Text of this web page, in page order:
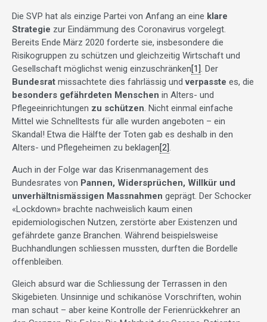
Die SVP hat als einzige Partei von Anfang an eine klare
Strategie zur Eindämmung des Coronavirus vorgelegt.
Bereits Ende März 2020 forderte sie, insbesondere die
Risikogruppen zu schützen und gleichzeitig Wirtschaft und
Gesellschaft möglichst wenig einzuschränken[1]. Der
Bundesrat missachtete dies fahrlässig undverpasste es, die
besonders gefährdeten Menschen in Alters- und
Pflegeeinrichtungen zu schützen. Nicht einmal einfache
Mittel wie Schnelltests für alle wurden angeboten – ein
Skandal! Etwa die Hälfte der Toten gab es deshalb in den
Alters- und Pflegeheimen zu beklagen[2].
Auch in der Folge war das Krisenmanagement des
Bundesrates von Pannen, Widersprüchen, Willkür und
unverhältnismässigen Massnahmen geprägt. Der Schocker
«Lockdown» brachte nachweislich kaum einen
epidemiologischen Nutzen, zerstörte aber Existenzen und
gefährdete ganze Branchen. Während beispielsweise
Buchhandlungen schliessen mussten, durften die Bordelle
offenbleiben.
Gleich absurd war die Schliessung der Terrassen in den
Skigebieten. Unsinnige und schikanöse Vorschriften, wohin
man schaut – aber keine Kontrolle der Ferienrückkehrer an